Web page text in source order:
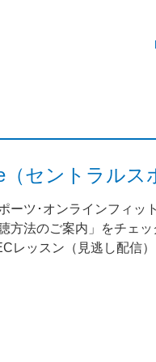
（セントラルス
ーツ･オンラインフィッ
方法のご案内」をチェ
レッスン（見逃し配信